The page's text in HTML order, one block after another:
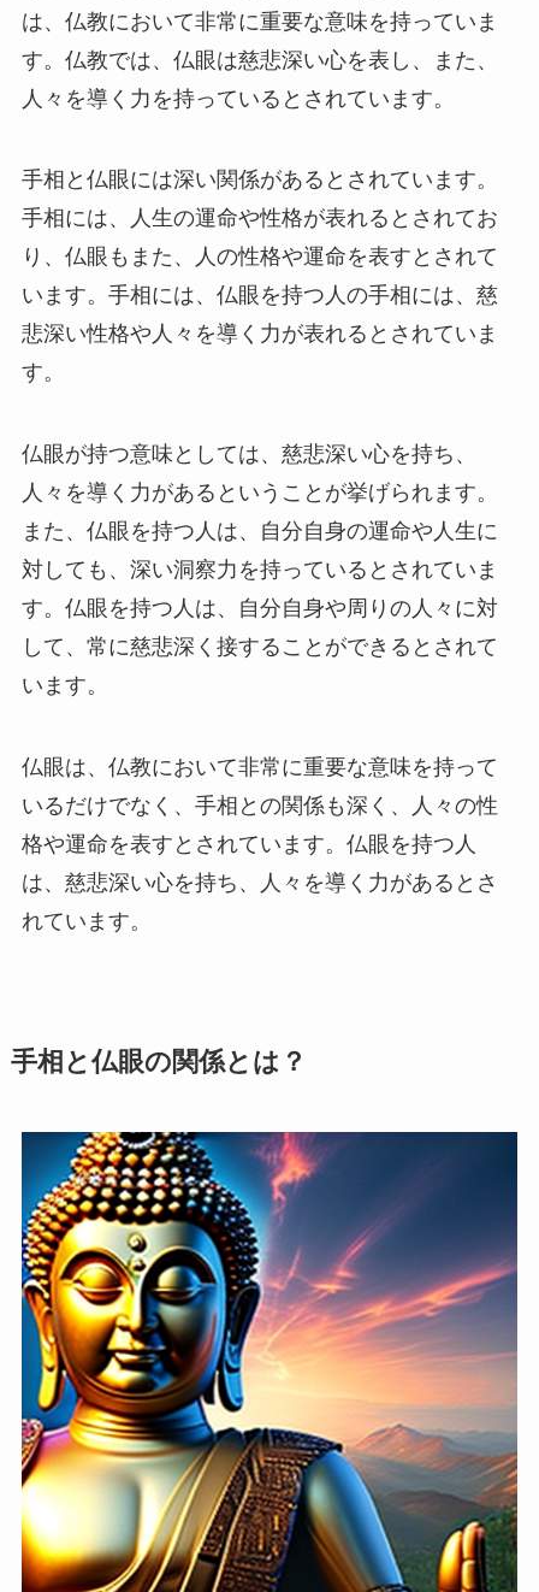
は、仏教において非常に重要な意味を持っていま
す。仏教では、仏眼は慈悲深い心を表し、また、
人々を導く力を持っているとされています。
手相と仏眼には深い関係があるとされています。
手相には、人生の運命や性格が表れるとされてお
り、仏眼もまた、人の性格や運命を表すとされて
います。手相には、仏眼を持つ人の手相には、慈
悲深い性格や人々を導く力が表れるとされていま
す。
仏眼が持つ意味としては、慈悲深い心を持ち、
人々を導く力があるということが挙げられます。
また、仏眼を持つ人は、自分自身の運命や人生に
対しても、深い洞察力を持っているとされていま
す。仏眼を持つ人は、自分自身や周りの人々に対
して、常に慈悲深く接することができるとされて
います。
仏眼は、仏教において非常に重要な意味を持って
いるだけでなく、手相との関係も深く、人々の性
格や運命を表すとされています。仏眼を持つ人
は、慈悲深い心を持ち、人々を導く力があるとさ
れています。
手相と仏眼の関係とは？